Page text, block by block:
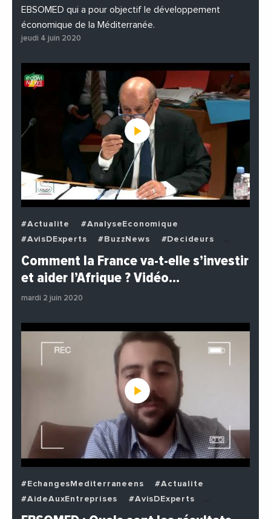
EBSOMED qui a pour objectif le développement
économique de la Méditerranée.
jeudi 4 juin 2020
#Actualite
#AnalyseEconomique
#AvisDExperts
#BuzzNews
#Decideurs
#EchangesMediterraneens
#Economie
#Politique
Comment la France va-t-elle s’investir
et aider l’Afrique ? Vidéo…
mardi 2 juin 2020
#EchangesMediterraneens
#Actualite
#AideAuxEntreprises
#AvisDExperts
#BuzzNews
#Decideurs